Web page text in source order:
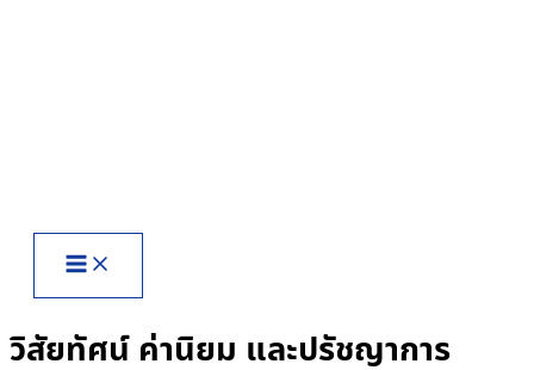
วิสัยทัศน์ ค่านิยม และปรัชญาการ